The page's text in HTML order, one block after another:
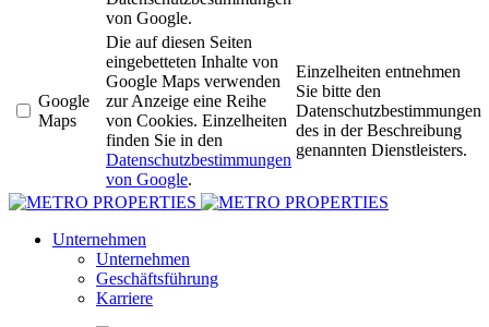
von Google.
Google
Maps
Die auf diesen Seiten
eingebetteten Inhalte von
Google Maps verwenden
zur Anzeige eine Reihe
von Cookies. Einzelheiten
finden Sie in den
Datenschutzbestimmungen
von Google.
Einzelheiten entnehmen
Sie bitte den
Datenschutzbestimmungen
des in der Beschreibung
genannten Dienstleisters.
Unternehmen
Unternehmen
Geschäftsführung
Karriere